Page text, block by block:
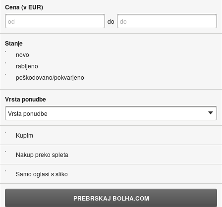
Cena (v EUR)
do
Stanje
novo
rabljeno
poškodovano/pokvarjeno
Vrsta ponudbe
Kupim
Nakup preko spleta
Samo oglasi s sliko
PREBRSKAJ BOLHA.COM